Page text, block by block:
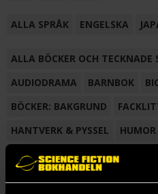
ALLA SPRÅK ENGELSKA
ALLA BÖCKER OCH TECKNADE
AUDIODRAMA
BARNBOK
BÖCKER: BAKGRUND
HANTVERK & PYSSEL
HUMOR
KORTROMAN
LÄROBOK